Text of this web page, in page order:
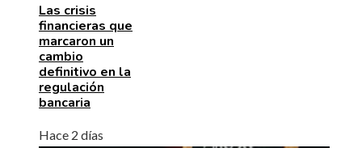
Las crisis
financieras que
marcaron un
cambio
definitivo en la
regulación
bancaria
Hace 2 días